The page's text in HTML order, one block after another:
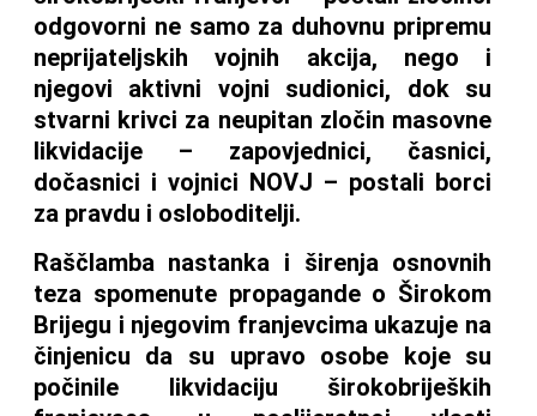
odgovorni ne samo za duhovnu pripremu
neprijateljskih vojnih akcija, nego i
njegovi aktivni vojni sudionici, dok su
stvarni krivci za neupitan zločin masovne
likvidacije – zapovjednici, časnici,
dočasnici i vojnici NOVJ – postali borci
za pravdu i osloboditelji.
Raščlamba nastanka i širenja osnovnih
teza spomenute propagande o Širokom
Brijegu i njegovim franjevcima ukazuje na
činjenicu da su upravo osobe koje su
počinile likvidaciju širokobrijeških